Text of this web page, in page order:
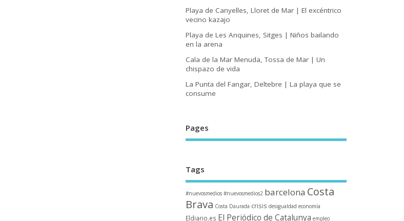
Playa de Canyelles, Lloret de Mar | El excéntrico
vecino kazajo
Playa de Les Anquines, Sitges | Niños bailando
en la arena
Cala de la Mar Menuda, Tossa de Mar | Un
chispazo de vida
La Punta del Fangar, Deltebre | La playa que se
consume
Pages
Tags
#nuevosmedios #nuevosmedios2 barcelona Costa
Brava Costa Daurada crisis desigualdad economía
Eldiario.es El Periódico de Catalunya empleo